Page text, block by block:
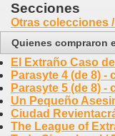
Secciones
Otras colecciones
Quienes compraron
El Extraño Caso
Parasyte 4 (de 8) -
Parasyte 5 (de 8) -
Un Pequeño
Ciudad
The League of